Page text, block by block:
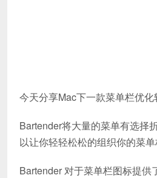
今天分享Mac下一款菜单栏优
Bartender将大量的菜单有选择
以让你轻轻松松的组织你的菜
Bartender 对于菜单栏图标提